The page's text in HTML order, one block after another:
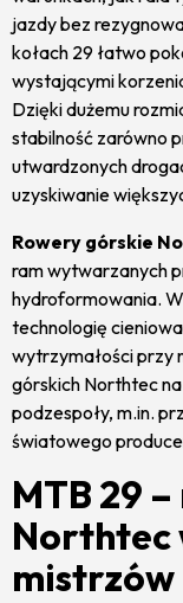
jazdy bez
kołach 29 łatwo
wystającymi
Dzięki dużemu
stabilność zarówno
utwardzonych
uzyskiwanie
Rowery górskie
ram wytwarzanych
hydroformowania.
technologię
wytrzymałości przy
górskich Northtec
podzespoły, m.in.
światowego
MTB 29
Northtec
mistrzów